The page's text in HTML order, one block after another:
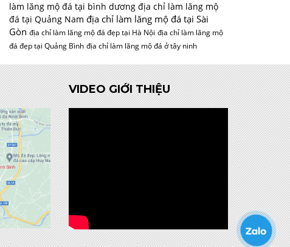
làm lăng mộ đá tại bình dương địa chỉ làm lăng mộ
đá tại Quảng Nam địa chỉ làm lăng mộ đá tại Sài
Gòn địa chỉ làm lăng mộ đá đẹp tại Hà Nội địa chỉ làm lăng mộ
đá đẹp tại Quảng Bình địa chỉ làm lăng mộ đá ở tây ninh
VIDEO GIỚI THIỆU